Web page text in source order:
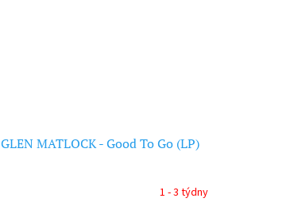
GLEN MATLOCK - Good To Go (LP)
1 - 3 týdny